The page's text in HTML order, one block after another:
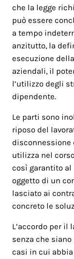
che la legge
può essere
a tempo
anzitutto, la
esecuzione
aziendali, il
l’utilizzo degli
dipendente.
Le parti sono
riposo del
utilizza nel
così garantito al
oggetto di un
lasciato ai
concreto le
L’accordo per il
senza che
casi in cui